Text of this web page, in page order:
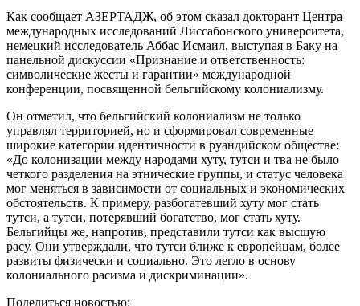
Как сообщает АЗЕРТАДЖ, об этом сказал докторант Центра
международных исследований Лиссабонского университета,
немецкий исследователь Аббас Исмаил, выступая в Баку на
панельной дискуссии «Признание и ответственность:
символические жесты и гарантии» международной
конференции, посвященной бельгийскому колониализму.
Он отметил, что бельгийский колониализм не только
управлял территорией, но и сформировал современные
широкие категории идентичности в руандийском обществе:
«До колонизации между народами хуту, тутси и тва не было
четкого разделения на этнические группы, и статус человека
мог меняться в зависимости от социальных и экономических
обстоятельств. К примеру, разбогатевший хуту мог стать
тутси, а тутси, потерявший богатство, мог стать хуту.
Бельгийцы же, напротив, представили тутси как высшую
расу. Они утверждали, что тутси ближе к европейцам, более
развиты физически и социально. Это легло в основу
колониального расизма и дискриминации».
Поделиться новостью: